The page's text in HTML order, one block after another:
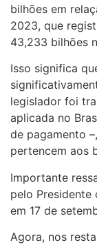
bilhões em
2023, que
43,233 bilhões
Isso significa
legislador foi
aplicada no
de pagamento
pertencem aos
Importante
pelo Presidente
em 17 de
Agora, nos